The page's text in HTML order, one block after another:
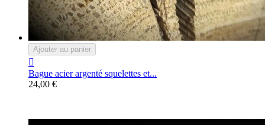
Ajouter au panier

Bague acier argenté squelettes et...
24,00 €